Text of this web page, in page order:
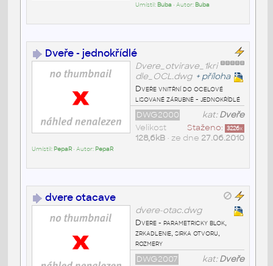
Umístil: Buba • Autor: Buba
Dveře - jednokřídlé
Dvere_otvirave_1kri
dle_OCL.dwg + příloha
Dveře vnitřní do ocelové
lisované zárubně - jednokřídlé
kat:Dveře
DWG2000
Staženo: 3226x
Velikost
128,6kB• ze dne 27.06.2010
Umístil: PepaR• Autor: PepaR
dvere otacave
dvere-otac.dwg
Dvere - parametricky blok,
zrkadlenie, sirka otvoru,
rozmery
kat:Dveře
DWG2007